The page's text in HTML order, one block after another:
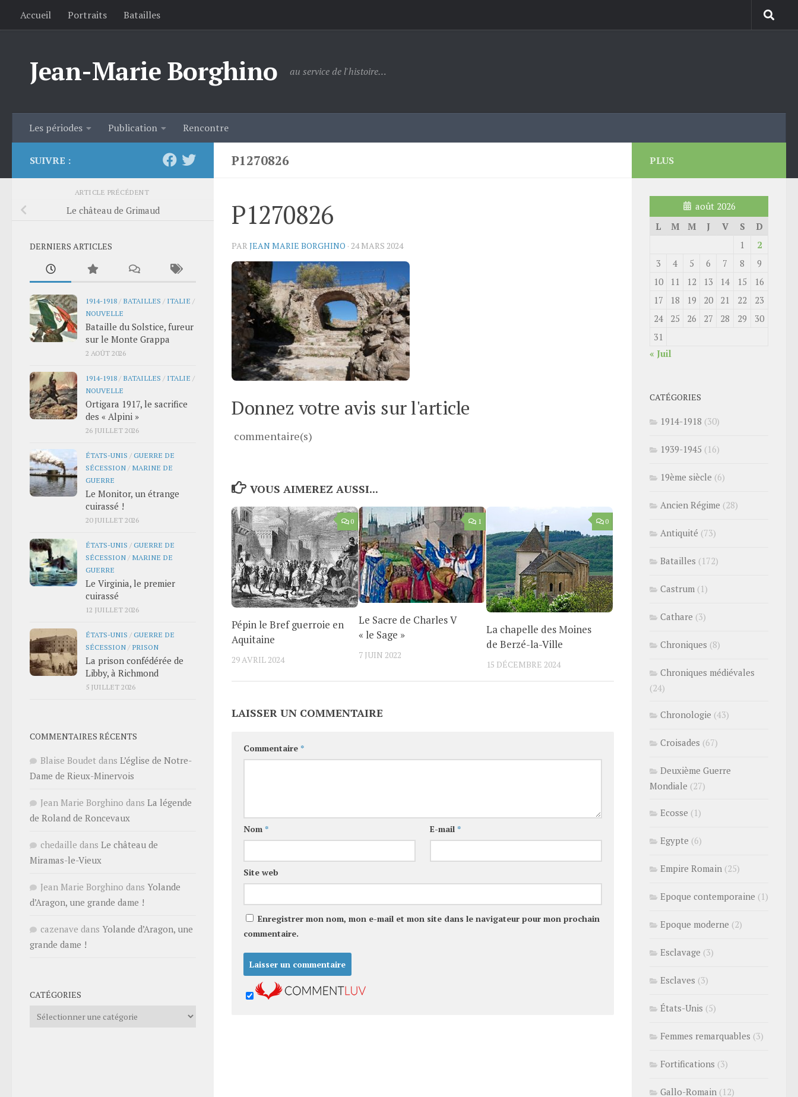
Skip to content
Accueil Portraits Batailles
Jean-Marie Borghino au service de l'histoire…
Les périodes Publication Rencontre
P1270826
P1270826
PAR JEAN MARIE BORGHINO · 24 MARS 2024
Donnez votre avis sur l'article
commentaire(s)
VOUS AIMEREZ AUSSI...
0
Pépin le Bref guerroie en
Aquitaine
29 AVRIL 2024
1
Le Sacre de Charles V
« le Sage »
7 JUIN 2022
0
La chapelle des Moines
de Berzé-la-Ville
15 DÉCEMBRE 2024
LAISSER UN COMMENTAIRE
Commentaire *
Nom * E-mail *
Site web
Enregistrer mon nom, mon e-mail et mon site dans le navigateur pour mon prochain
commentaire.
SUIVRE :
ARTICLE PRÉCÉDENT
Le château de Grimaud
DERNIERS ARTICLES
1914-1918 / BATAILLES / ITALIE /
NOUVELLE
Bataille du Solstice, fureur
sur le Monte Grappa
2 AOÛT 2026
1914-1918 / BATAILLES / ITALIE /
NOUVELLE
Ortigara 1917, le sacrifice
des « Alpini »
26 JUILLET 2026
ÉTATS-UNIS /GUERRE DE
SÉCESSION / MARINE DE
GUERRE
Le Monitor, un étrange
cuirassé !
20 JUILLET 2026
ÉTATS-UNIS /GUERRE DE
SÉCESSION / MARINE DE
GUERRE
Le Virginia, le premier
cuirassé
12 JUILLET 2026
ÉTATS-UNIS /GUERRE DE
SÉCESSION / PRISON
La prison confédérée de
Libby, à Richmond
5 JUILLET 2026
COMMENTAIRES RÉCENTS
Blaise Boudet dans L’église de Notre-
Dame de Rieux-Minervois
Jean Marie Borghino dans La légende
de Roland de Roncevaux
chedaille dans Le château de
Miramas-le-Vieux
Jean Marie Borghino dans Yolande
d’Aragon, une grande dame !
cazenave dans Yolande d’Aragon, une
grande dame !
CATÉGORIES
Catégories
PLUS
août 2026
L
M M J V S
D
1
2
3
4 5 6 7 8
9
10
11 12 13 14 15
16
17
18 19 20 21 22
23
24
25 26 27 28 29
30
31
« Juil
CATÉGORIES
1914-1918 (30)
1939-1945 (16)
19ème siècle (6)
Ancien Régime (28)
Antiquité (73)
Batailles (172)
Castrum (1)
Cathare (3)
Chroniques (8)
Chroniques médiévales
(24)
Chronologie (43)
Croisades (67)
Deuxième Guerre
Mondiale (27)
Ecosse (1)
Egypte (6)
Empire Romain (25)
Epoque contemporaine (1)
Epoque moderne (2)
Esclavage (3)
Esclaves (3)
États-Unis (5)
Femmes remarquables (3)
Fortifications (3)
Gallo-Romain (12)